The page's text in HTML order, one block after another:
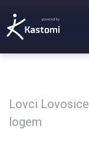
Lovci Lovosice
logem